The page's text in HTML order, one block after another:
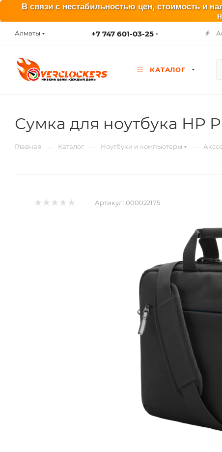
В связи с нестабильностью цен, стоимость и
Алматы +7 747 601-03-25
КАТАЛОГ
Сумка для ноутбука HP
Главная — Каталог — Ноутбуки и компьютеры —
Артикул: 000022175